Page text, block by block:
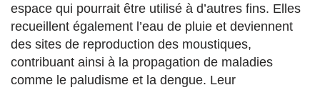
espace qui pourrait être utilisé à d’autres fins. Elles
recueillent également l’eau de pluie et deviennent
des sites de reproduction des moustiques,
contribuant ainsi à la propagation de maladies
comme le paludisme et la dengue. Leur